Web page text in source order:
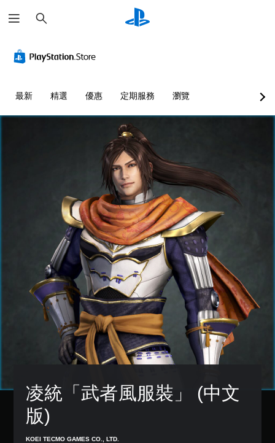
尋
最新 精選 優惠 定期服務 瀏覽
凌統「武者風服裝」 (中文
版)
KOEI TECMO GAMES CO., LTD.